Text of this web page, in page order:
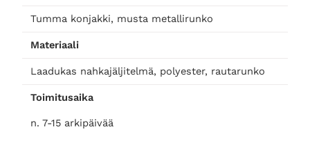
Tumma konjakki, musta metallirunko
Materiaali
Laadukas nahkajäljitelmä, polyester, rautarunko
Toimitusaika
n. 7-15 arkipäivää